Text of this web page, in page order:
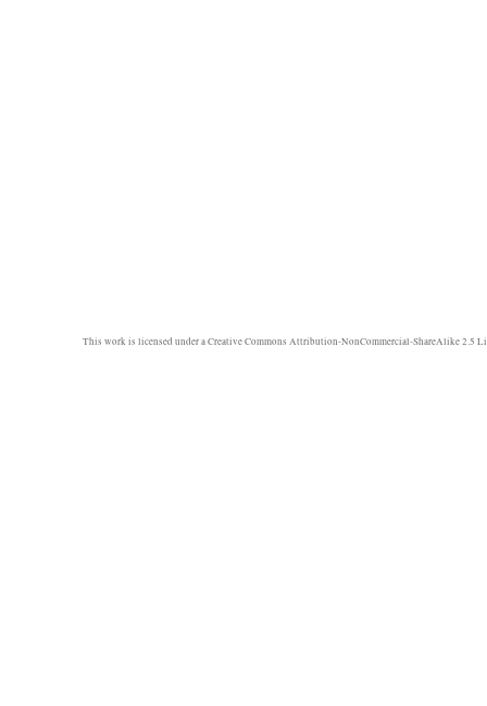
This work is licensed under aCreative Commons Attribution-NonCommercial-ShareAlike 2.5